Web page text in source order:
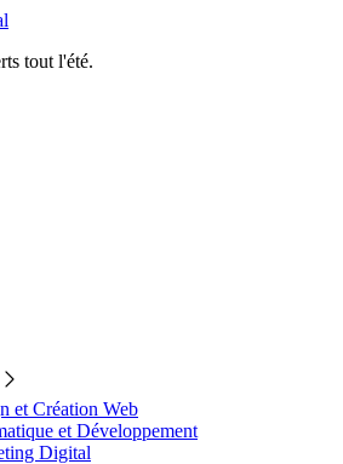
tout l'été.
et Création Web
et Développement
Digital